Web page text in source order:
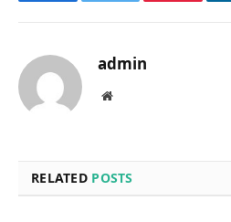
admin
Website
RELATED POSTS